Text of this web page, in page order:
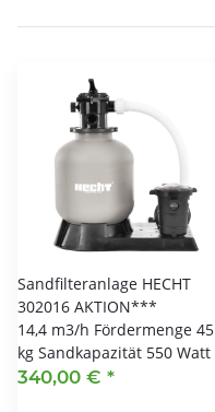
Sandfilteranlage HECHT
302016 AKTION***
14,4 m3/h Fördermenge 45
kg Sandkapazität 550 Watt
340,00 € *